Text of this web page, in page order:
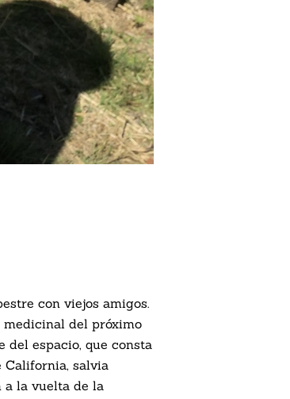
con viejos amigos.
medicinal del próximo
del espacio, que consta
California, salvia
a la vuelta de la